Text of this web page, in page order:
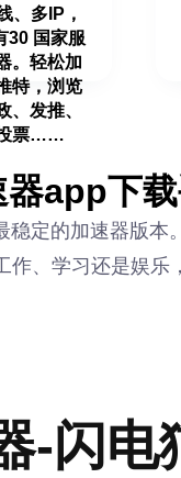
、多IP，
30 国家服
。轻松加
特，浏览
、发推、
票……
器app下
稳定的加速器版
作、学习还是娱
-闪